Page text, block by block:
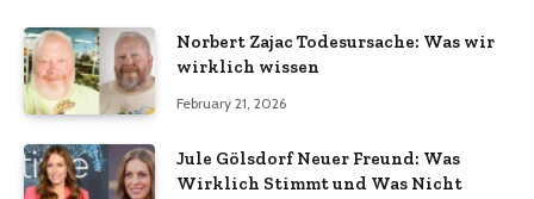
Norbert Zajac Todesursache: Was wir
wirklich wissen
February 21, 2026
Jule Gölsdorf Neuer Freund: Was
Wirklich Stimmt und Was Nicht